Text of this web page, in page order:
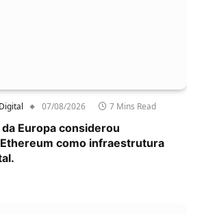
07/08/2026 7 Mins Read
Europa considerou
como infraestrutura